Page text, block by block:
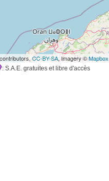
contributors,CC-BY-SA, Imagery ©Mapbox
: S.A.E. gratuites et libre d'accès